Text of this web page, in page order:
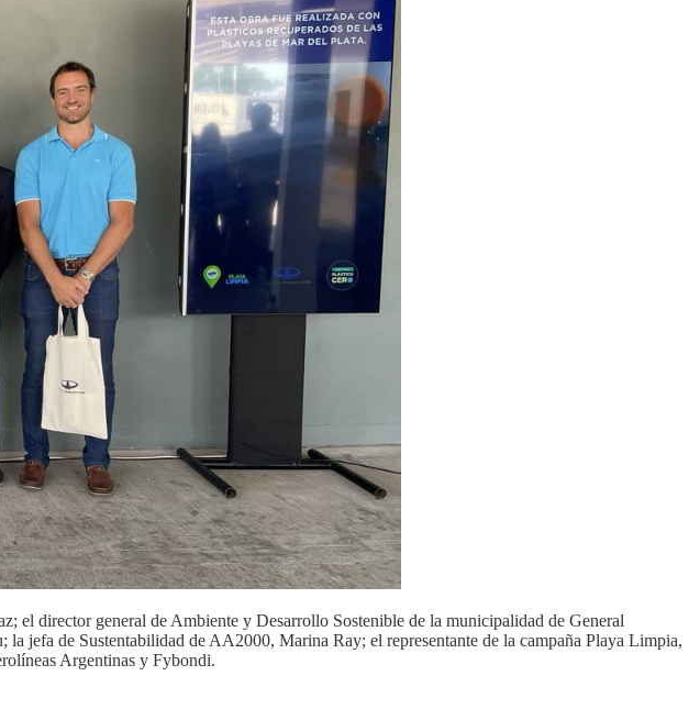
el director general de Ambiente y Desarrollo Sostenible de la municipalidad de General
jefa de Sustentabilidad de AA2000, Marina Ray; el representante de la campaña Playa Limpia,
Argentinas y Fybondi.